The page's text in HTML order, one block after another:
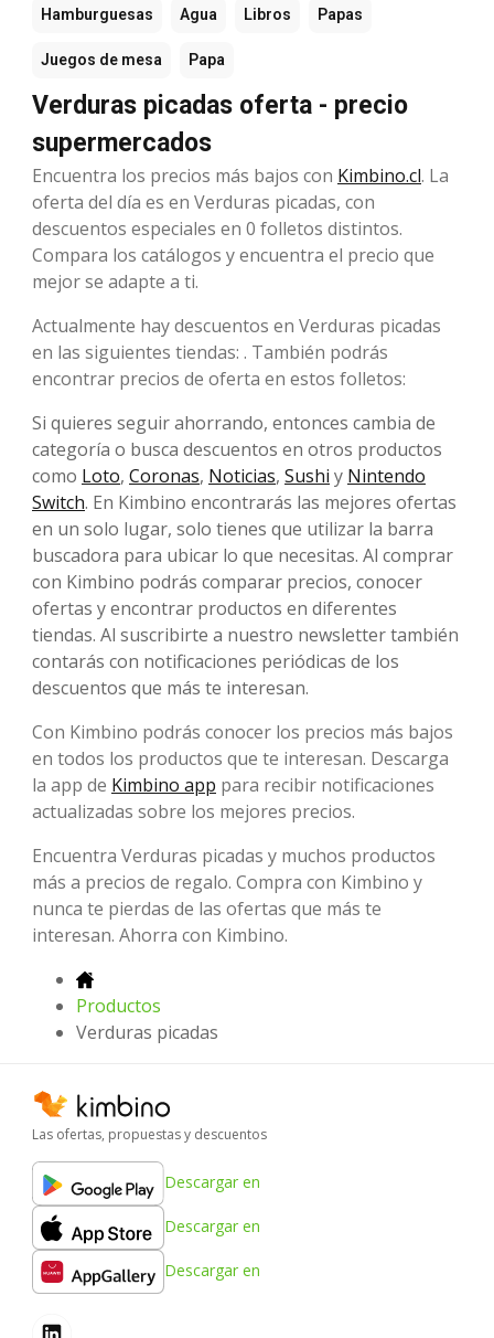
Hamburguesas Agua Libros Papas
Juegos de mesa Papa
Verduras picadas oferta - precio
supermercados
Encuentra los precios más bajos con Kimbino.cl. La
oferta del día es en Verduras picadas, con
descuentos especiales en 0 folletos distintos.
Compara los catálogos y encuentra el precio que
mejor se adapte a ti.
Actualmente hay descuentos en Verduras picadas
en las siguientes tiendas: . También podrás
encontrar precios de oferta en estos folletos:
Si quieres seguir ahorrando, entonces cambia de
categoría o busca descuentos en otros productos
como Loto, Coronas, Noticias, Sushi y Nintendo
Switch. En Kimbino encontrarás las mejores ofertas
en un solo lugar, solo tienes que utilizar la barra
buscadora para ubicar lo que necesitas. Al comprar
con Kimbino podrás comparar precios, conocer
ofertas y encontrar productos en diferentes
tiendas. Al suscribirte a nuestro newsletter también
contarás con notificaciones periódicas de los
descuentos que más te interesan.
Con Kimbino podrás conocer los precios más bajos
en todos los productos que te interesan. Descarga
la app de Kimbino app para recibir notificaciones
actualizadas sobre los mejores precios.
Encuentra Verduras picadas y muchos productos
más a precios de regalo. Compra con Kimbino y
nunca te pierdas de las ofertas que más te
interesan. Ahorra con Kimbino.
Productos
Verduras picadas
Las ofertas, propuestas y descuentos
Descargar en
Descargar en
Descargar en